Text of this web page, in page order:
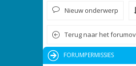
Nieuw onderwerp
Terug naar het
FORUMPERMISSIES